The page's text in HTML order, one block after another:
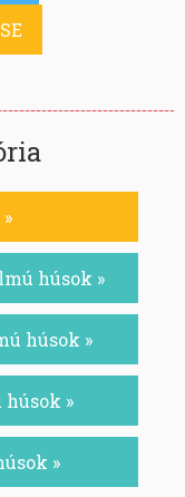
húsok »
húsok »
»
»